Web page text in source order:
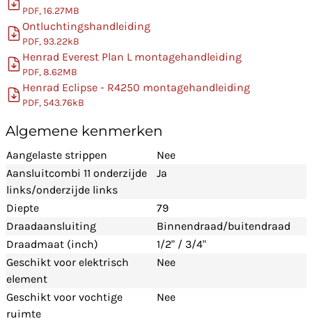
PDF, 16.27MB
Ontluchtingshandleiding
PDF, 93.22kB
Henrad Everest Plan L montagehandleiding
PDF, 8.62MB
Henrad Eclipse - R4250 montagehandleiding
PDF, 543.76kB
Algemene kenmerken
Aangelaste strippen
Nee
Aansluitcombi 11 onderzijde
links/onderzijde links
Ja
Diepte
79
Draadaansluiting
Binnendraad/buitendraad
Draadmaat (inch)
1/2" / 3/4"
Geschikt voor elektrisch
element
Nee
Geschikt voor vochtige
ruimte
Nee